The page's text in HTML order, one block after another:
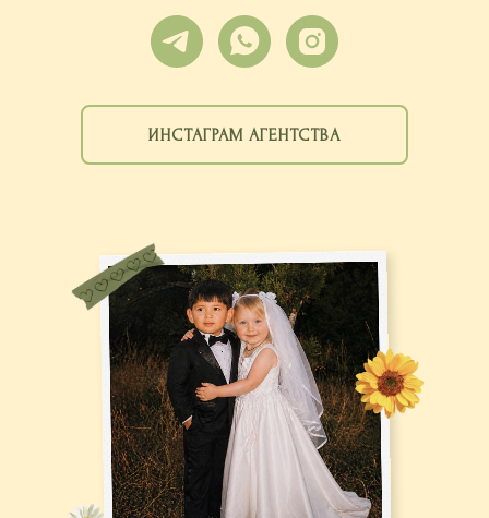
ИНСТАГРАМ АГЕНТСТВА